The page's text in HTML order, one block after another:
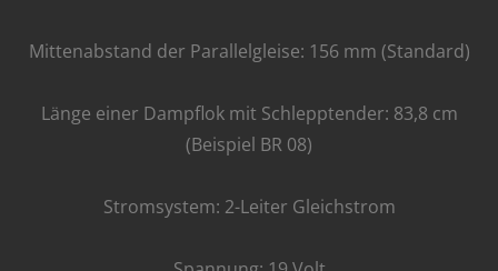
Mittenabstand der Parallelgleise: 156 mm (Standard)
Länge einer Dampflok mit Schlepptender: 83,8 cm
(Beispiel BR 08)
Stromsystem: 2-Leiter Gleichstrom